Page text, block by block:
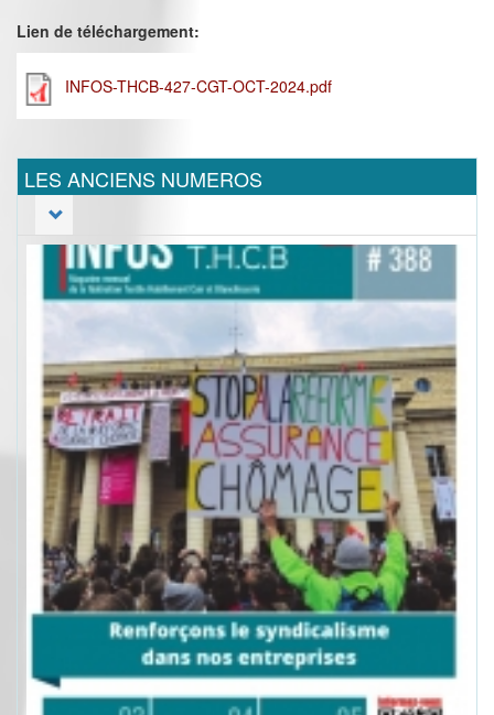
Lien de téléchargement:
INFOS-THCB-427-CGT-OCT-2024.pdf
LES ANCIENS NUMEROS